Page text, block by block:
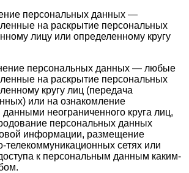
персональных данных —
на раскрытие персональных
лицу или определенному кругу
персональных данных — любые
на раскрытие персональных
кругу лиц (передача
или на ознакомление
неограниченного круга лиц,
персональных данных
информации, размещение
сетях или
к персональным данным каким-